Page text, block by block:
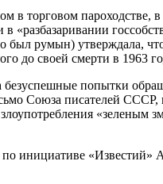
торговом пароходстве,
«разбазаривании
был румын) утверждала,
до своей смерти в 1963
безуспешные попытки
Союза писателей СССР,
«зеленым
инициативе